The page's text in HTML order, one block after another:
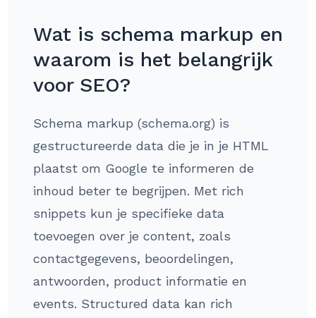
Wat is schema markup en
waarom is het belangrijk
voor SEO?
Schema markup (schema.org) is
gestructureerde data die je in je HTML
plaatst om Google te informeren de
inhoud beter te begrijpen. Met rich
snippets kun je specifieke data
toevoegen over je content, zoals
contactgegevens, beoordelingen,
antwoorden, product informatie en
events. Structured data kan rich